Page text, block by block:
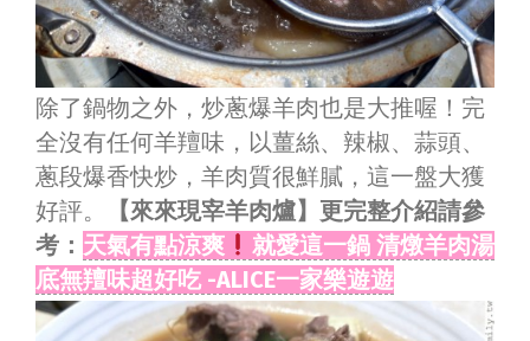
除了鍋物之外，炒蔥爆羊肉也是大推喔！完
全沒有任何羊羶味，以薑絲、辣椒、蒜頭、
蔥段爆香快炒，羊肉質很鮮膩，這一盤大獲
好評。
【來來現宰羊肉爐】更完整介紹請參
考： 天氣有點涼爽
就愛這一鍋 清燉羊肉湯
底無羶味超好吃 -ALICE一家樂遊遊